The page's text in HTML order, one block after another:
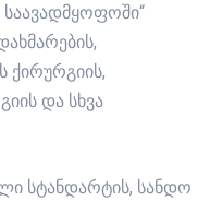
ქირურგიის,
და სხვა
სტანდარტის, სანდო